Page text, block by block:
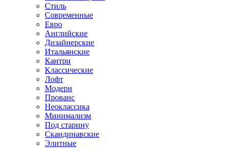
Стиль
Современные
Евро
Английские
Дизайнерские
Итальянские
Кантри
Классические
Лофт
Модерн
Прованс
Неоклассика
Минимализм
Под старину
Скандинавские
Элитные